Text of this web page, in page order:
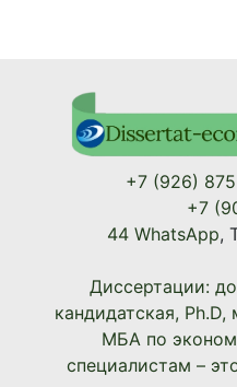
+7 (926)
+7
44 WhatsApp,
Диссертации:
кандидатская, Ph.D,
МБА по
специалистам –